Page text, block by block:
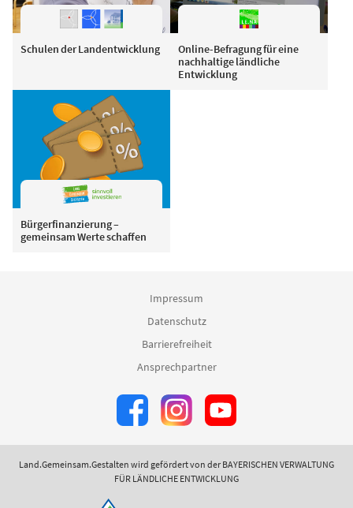
Schulen der Landentwicklung
Online-Befragung für eine
nachhaltige ländliche
Entwicklung
Bürgerfinanzierung –
gemeinsam Werte schaffen
Impressum
Datenschutz
Barrierefreiheit
Ansprechpartner
Land.Gemeinsam.Gestalten wird gefördert von der BAYERISCHEN VERWALTUNG
FÜR LÄNDLICHE ENTWICKLUNG